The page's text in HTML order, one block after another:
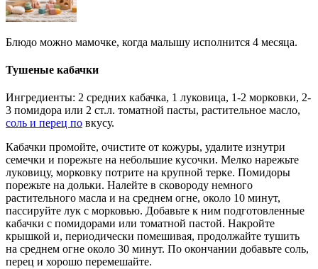
Блюдо можно мамочке, когда малышу исполнится 4 месяца.
Тушеные кабачки
Ингредиенты: 2 средних кабачка, 1 луковица, 1-2 морковки, 2-
3 помидора или 2 ст.л. томатной пасты, растительное масло,
соль и перец по вкусу.
Кабачки промойте, очистите от кожуры, удалите изнутри
семечки и порежьте на небольшие кусочки. Мелко нарежьте
луковицу, морковку потрите на крупной терке. Помидоры
порежьте на дольки. Налейте в сковороду немного
растительного масла и на среднем огне, около 10 минут,
пассируйте лук с морковью. Добавьте к ним подготовленные
кабачки с помидорами или томатной пастой. Накройте
крышкой и, периодически помешивая, продолжайте тушить
на среднем огне около 30 минут. По окончании добавьте соль,
перец и хорошо перемешайте.